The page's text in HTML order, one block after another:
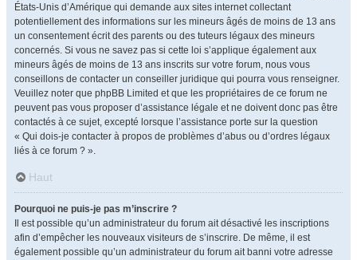
États-Unis d’Amérique qui demande aux sites internet collectant
potentiellement des informations sur les mineurs âgés de moins de 13 ans
un consentement écrit des parents ou des tuteurs légaux des mineurs
concernés. Si vous ne savez pas si cette loi s’applique également aux
mineurs âgés de moins de 13 ans inscrits sur votre forum, nous vous
conseillons de contacter un conseiller juridique qui pourra vous renseigner.
Veuillez noter que phpBB Limited et que les propriétaires de ce forum ne
peuvent pas vous proposer d’assistance légale et ne doivent donc pas être
contactés à ce sujet, excepté lorsque l’assistance porte sur la question
« Qui dois-je contacter à propos de problèmes d’abus ou d’ordres légaux
liés à ce forum ? ».
Haut
Pourquoi ne puis-je pas m’inscrire ?
Il est possible qu’un administrateur du forum ait désactivé les inscriptions
afin d’empêcher les nouveaux visiteurs de s’inscrire. De même, il est
également possible qu’un administrateur du forum ait banni votre adresse